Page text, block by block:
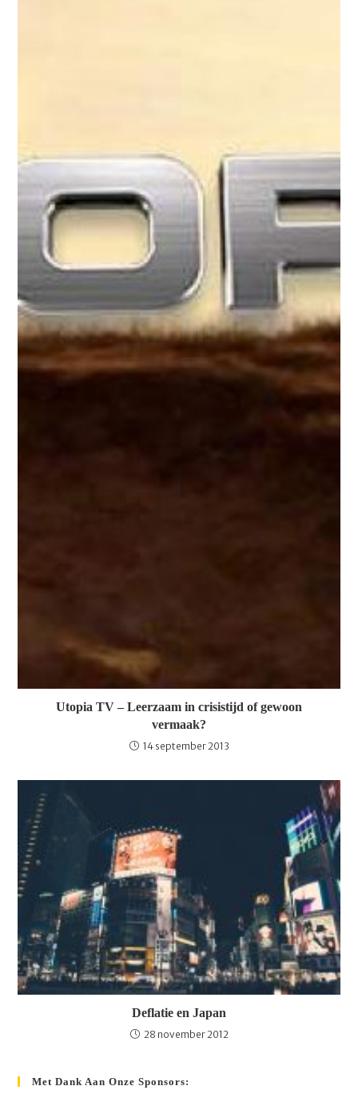
Utopia TV – Leerzaam in crisistijd of gewoon
vermaak?
14 september 2013
Deflatie en Japan
28 november 2012
Met Dank Aan Onze Sponsors: